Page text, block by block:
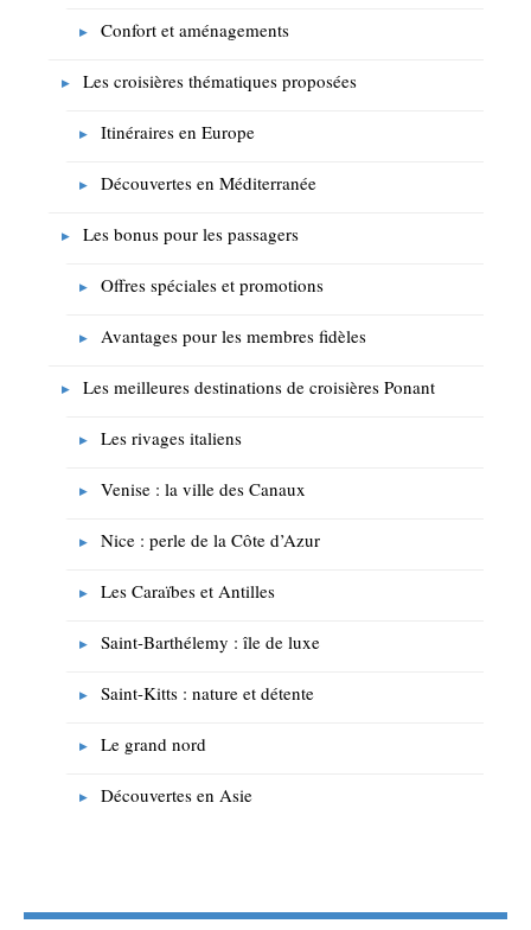
Confort et aménagements
Les croisières thématiques proposées
Itinéraires en Europe
Découvertes en Méditerranée
Les bonus pour les passagers
Offres spéciales et promotions
Avantages pour les membres fidèles
Les meilleures destinations de croisières Ponant
Les rivages italiens
Venise : la ville des Canaux
Nice : perle de la Côte d’Azur
Les Caraïbes et Antilles
Saint-Barthélemy : île de luxe
Saint-Kitts : nature et détente
Le grand nord
Découvertes en Asie